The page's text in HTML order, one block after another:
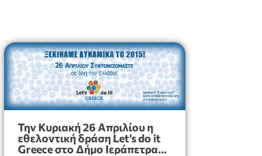
Την Κυριακή 26 Απριλίου η
εθελοντική δράση Let’s do it
Greece στο Δήμο Ιεράπετρας.